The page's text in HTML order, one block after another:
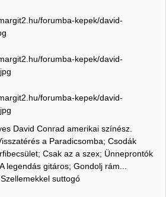
David Conrad amerikai színész.
a Paradicsomba; Csodák
Csak az a szex; Ünneprontók
legendás gitáros; Gondolj rám...
suttogó